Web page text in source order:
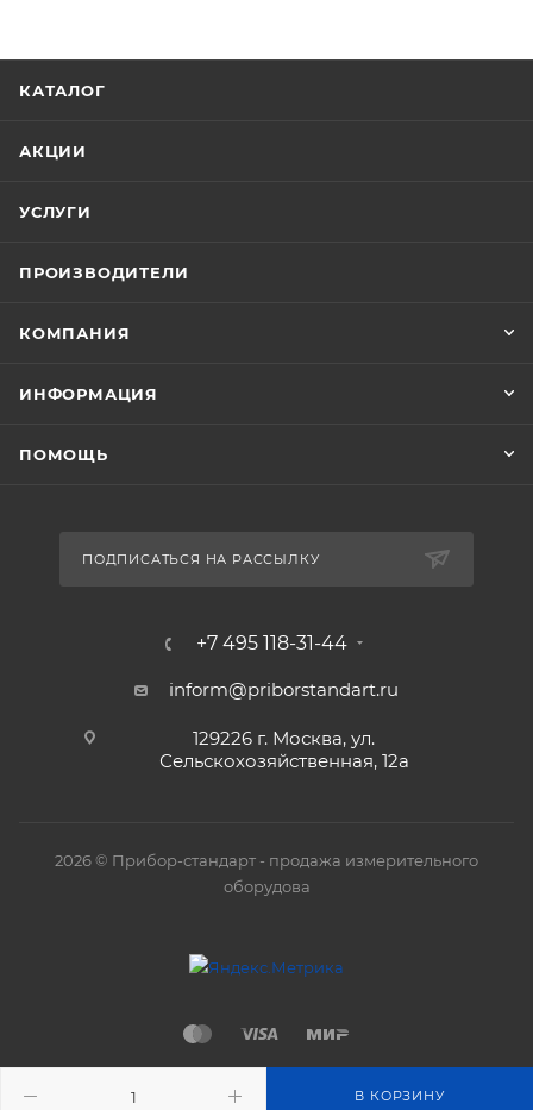
В КОРЗИНУ
КАТАЛОГ
АКЦИИ
УСЛУГИ
ПРОИЗВОДИТЕЛИ
КОМПАНИЯ
ИНФОРМАЦИЯ
ПОМОЩЬ
ПОДПИСАТЬСЯ НА РАССЫЛКУ
+7 495 118-31-44
inform@priborstandart.ru
129226 г. Москва, ул.
Сельскохозяйственная, 12а
2026 © Прибор-стандарт - продажа измерительного
оборудова